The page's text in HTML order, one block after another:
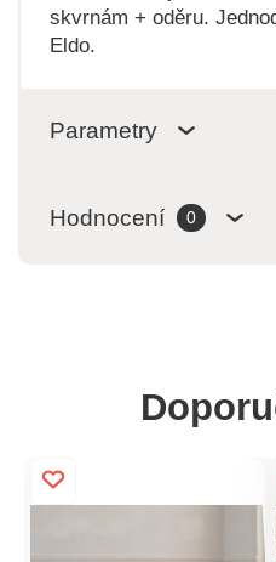
skvrnám + oděru.
Eldo.
Parametry
Hodnocení 0